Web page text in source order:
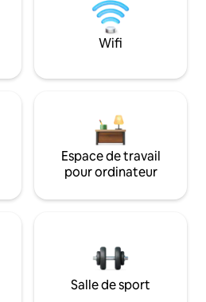
Wifi
Espace de travail
pour ordinateur
Salle de sport